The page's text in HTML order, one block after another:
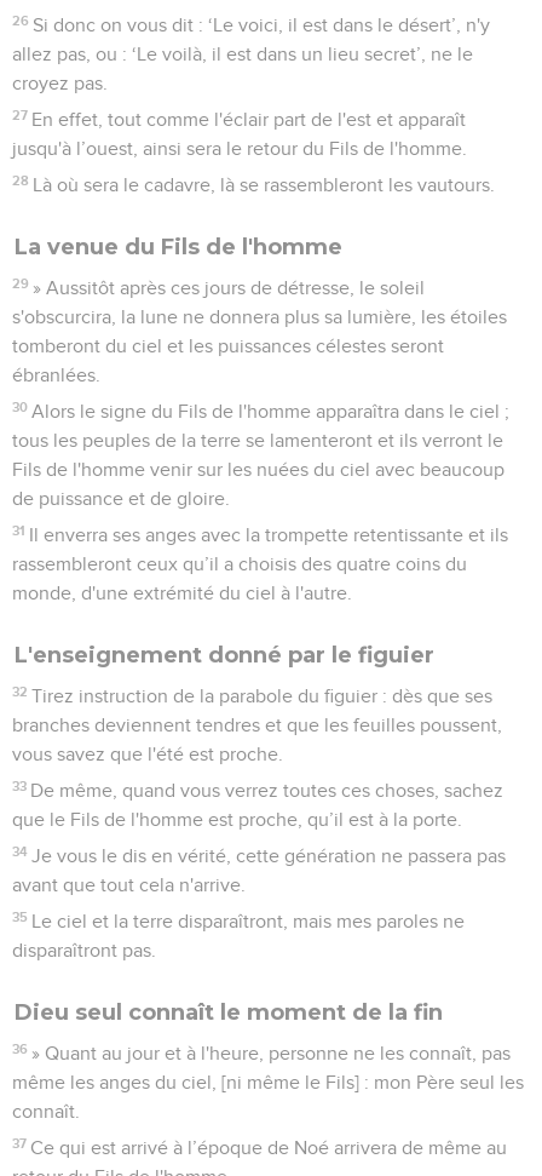
26 Si donc on vous dit : ‘Le voici, il est dans le désert’, n'y
allez pas, ou : ‘Le voilà, il est dans un lieu secret’, ne le
croyez pas.
27 En effet, tout comme l'éclair part de l'est et apparaît
jusqu'à l’ouest, ainsi sera le retour du Fils de l'homme.
28 Là où sera le cadavre, là se rassembleront les vautours.
La venue du Fils de l'homme
29 » Aussitôt après ces jours de détresse, le soleil
s'obscurcira, la lune ne donnera plus sa lumière, les étoiles
tomberont du ciel et les puissances célestes seront
ébranlées.
30 Alors le signe du Fils de l'homme apparaîtra dans le ciel ;
tous les peuples de la terre se lamenteront et ils verront le
Fils de l'homme venir sur les nuées du ciel avec beaucoup
de puissance et de gloire.
31 Il enverra ses anges avec la trompette retentissante et ils
rassembleront ceux qu’il a choisis des quatre coins du
monde, d'une extrémité du ciel à l'autre.
L'enseignement donné par le figuier
32 Tirez instruction de la parabole du figuier : dès que ses
branches deviennent tendres et que les feuilles poussent,
vous savez que l'été est proche.
33 De même, quand vous verrez toutes ces choses, sachez
que le Fils de l'homme est proche, qu’il est à la porte.
34 Je vous le dis en vérité, cette génération ne passera pas
avant que tout cela n'arrive.
35 Le ciel et la terre disparaîtront, mais mes paroles ne
disparaîtront pas.
Dieu seul connaît le moment de la fin
36 » Quant au jour et à l'heure, personne ne les connaît, pas
même les anges du ciel, [ni même le Fils] : mon Père seul les
connaît.
37 Ce qui est arrivé à l’époque de Noé arrivera de même au